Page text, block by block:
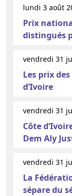
lundi 3 août
Prix
distingués
vendredi 31
Les prix
d’Ivoire
vendredi 31
Côte
Dem Aly
vendredi 31
La
sépare du